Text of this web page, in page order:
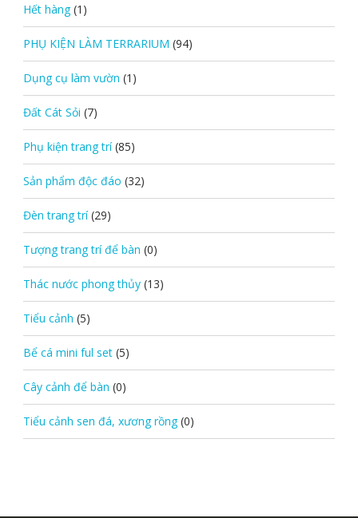
Hết hàng (1)
PHỤ KIỆN LÀM TERRARIUM (94)
Dụng cụ làm vườn (1)
Đất Cát Sỏi (7)
Phụ kiện trang trí (85)
Sản phẩm độc đáo (32)
Đèn trang trí (29)
Tượng trang trí để bàn (0)
Thác nước phong thủy (13)
Tiểu cảnh (5)
Bể cá mini ful set (5)
Cây cảnh để bàn (0)
Tiểu cảnh sen đá, xương rồng (0)